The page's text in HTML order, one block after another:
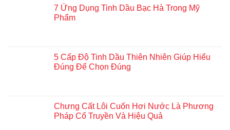
7 Ứng Dụng Tinh Dầu Bạc Hà Trong Mỹ
Phẩm
5 Cấp Độ Tinh Dầu Thiên Nhiên Giúp Hiểu
Đúng Để Chọn Đúng
Chưng Cất Lôi Cuốn Hơi Nước Là Phương
Pháp Cổ Truyền Và Hiệu Quả